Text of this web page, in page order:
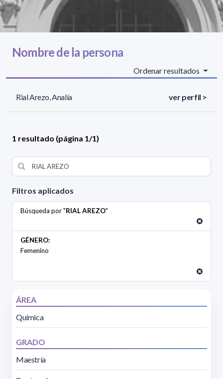
Filtros aplicados
Búsqueda por "RIAL AREZO"
GÉNERO:
Femenino
ÁREA
Química
GRADO
Maestría
Nombre de la persona
Ordenar resultados
Rial Arezo, Analía ver perfil >
1 resultado (página 1/1)